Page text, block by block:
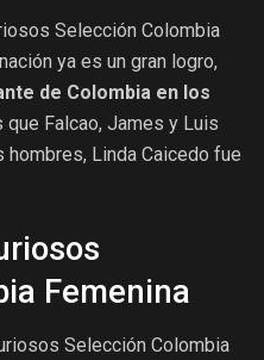
Selección Colombia
ya es un gran logro,
de Colombia en los
que Falcao, James y Luis
Linda Caicedo fue
Femenina
Selección Colombia